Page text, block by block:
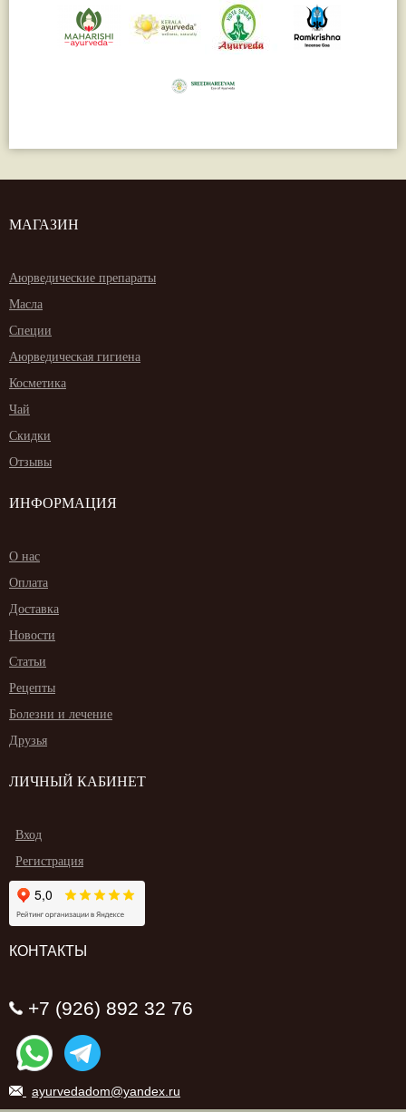
МАГАЗИН
Аюрведические препараты
Масла
Специи
Аюрведическая гигиена
Косметика
Чай
Скидки
Отзывы
ИНФОРМАЦИЯ
О нас
Оплата
Доставка
Новости
Статьи
Рецепты
Болезни и лечение
Друзья
ЛИЧНЫЙ КАБИНЕТ
Вход
Регистрация
КОНТАКТЫ
+7 (926) 892 32 76
ayurvedadom@yandex.ru